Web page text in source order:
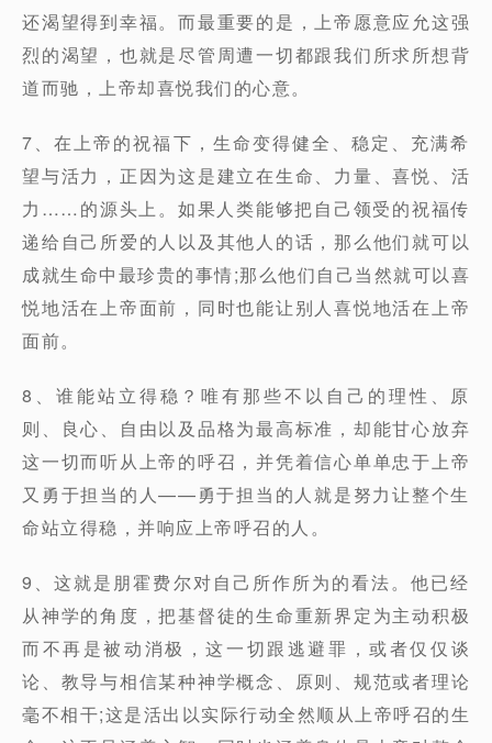
还渴望得到幸福。而最重要的是，上帝愿意应允这强
烈的渴望，也就是尽管周遭一切都跟我们所求所想背
道而驰，上帝却喜悦我们的心意。
7、在上帝的祝福下，生命变得健全、稳定、充满希
望与活力，正因为这是建立在生命、力量、喜悦、活
力……的源头上。如果人类能够把自己领受的祝福传
递给自己所爱的人以及其他人的话，那么他们就可以
成就生命中最珍贵的事情;那么他们自己当然就可以喜
悦地活在上帝面前，同时也能让别人喜悦地活在上帝
面前。
8、谁能站立得稳？唯有那些不以自己的理性、原
则、良心、自由以及品格为最高标准，却能甘心放弃
这一切而听从上帝的呼召，并凭着信心单单忠于上帝
又勇于担当的人——勇于担当的人就是努力让整个生
命站立得稳，并响应上帝呼召的人。
9、这就是朋霍费尔对自己所作所为的看法。他已经
从神学的角度，把基督徒的生命重新界定为主动积极
而不再是被动消极，这一切跟逃避罪，或者仅仅谈
论、教导与相信某种神学概念、原则、规范或者理论
毫不相干;这是活出以实际行动全然顺从上帝呼召的生